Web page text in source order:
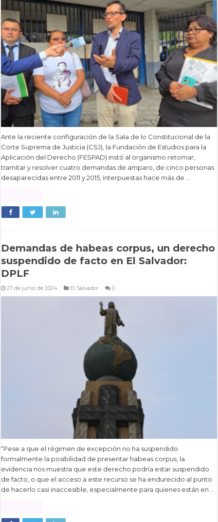
Ante la reciente configuración de la Sala de lo Constitucional de la
Corte Suprema de Justicia (CSJ), la Fundación de Estudios para la
Aplicación del Derecho (FESPAD) instó al organismo retomar,
tramitar y resolver cuatro demandas de amparo, de cinco personas
desaparecidas entre 2011 y 2015, interpuestas hace más de …
Demandas de habeas corpus, un derecho
suspendido de facto en El Salvador:
DPLF
27 de junio de 2024 El Salvador 0
“Pese a que el régimen de excepción no ha suspendido
formalmente la posibilidad de presentar habeas corpus, la
evidencia nos muestra que este derecho podría estar suspendido
de facto, o que el acceso a este recurso se ha endurecido al punto
de hacerlo casi inaccesible, especialmente para quienes están en …